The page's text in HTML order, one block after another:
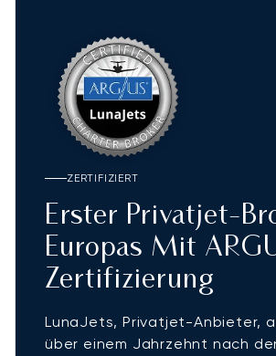
ZERTIFIZIERT
Erster Privatjet-
Europas Mit
Zertifizierung
LunaJets, Privatjet-Anbieter,
über einem Jahrzehnt nach